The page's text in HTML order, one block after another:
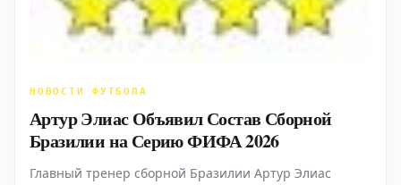
НОВОСТИ ФУТБОЛА
Артур Элиас Объявил Состав Сборной
Бразилии на Серию ФИФА 2026
Главный тренер сборной Бразилии Артур Элиас